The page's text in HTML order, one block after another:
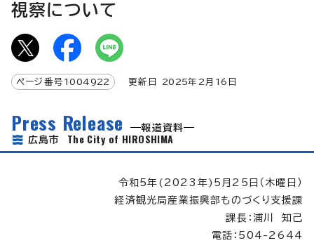
視察について
ページ番号 1004922 更新日 2025年2月 16 日
Press Release
報道資料
広島市 The City of HIROSHIMA
令和5年(2023年)5月25日（木曜日）
経済観光局産業振興部ものづくり支援課
課長：浦川 知己
電話：504-2644